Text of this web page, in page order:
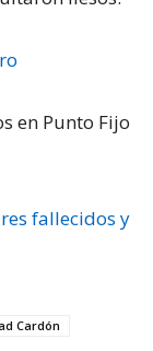
en Punto Fijo
fallecidos y
Cardón